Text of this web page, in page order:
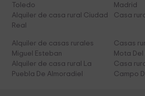
Toledo
Madrid
Alquiler de casa rural Ciudad
Real
Casa
Alquiler de casas rurales
Miguel Esteban
Casas
Mota
Alquiler de casa rural La
Puebla De Almoradiel
Casa
Campo